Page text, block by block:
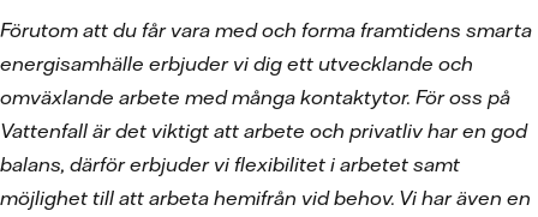
Förutom att du får vara med och forma framtidens smarta
energisamhälle erbjuder vi dig ett utvecklande och
omväxlande arbete med många kontaktytor. För oss på
Vattenfall är det viktigt att arbete och privatliv har en god
balans, därför erbjuder vi flexibilitet i arbetet samt
möjlighet till att arbeta hemifrån vid behov. Vi har även en